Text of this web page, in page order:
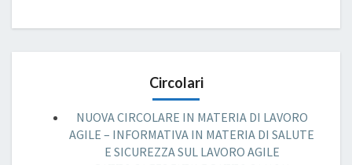
Circolari
NUOVA CIRCOLARE IN MATERIA DI LAVORO
AGILE – INFORMATIVA IN MATERIA DI SALUTE
E SICUREZZA SUL LAVORO AGILE